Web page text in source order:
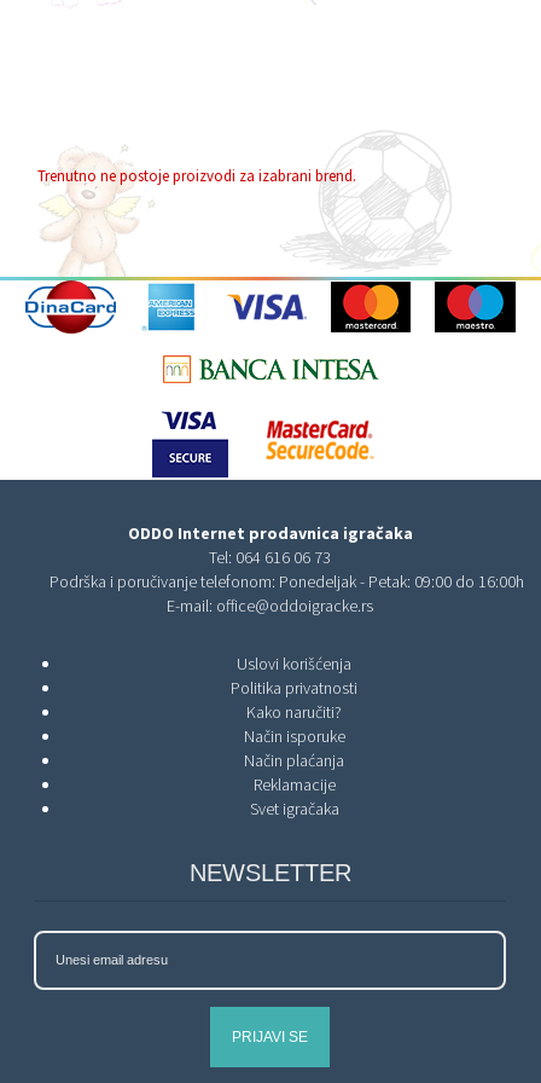
Trenutno ne postoje proizvodi za izabrani brend.
ODDO Internet prodavnica igračaka
Tel: 064 616 06 73
Podrška i poručivanje telefonom: Ponedeljak - Petak: 09:00 do 16:00h
E-mail: office@oddoigracke.rs
Uslovi korišćenja
Politika privatnosti
Kako naručiti?
Način isporuke
Način plaćanja
Reklamacije
Svet igračaka
NEWSLETTER
PRIJAVI SE